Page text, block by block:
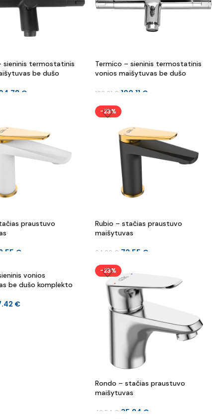
sieninis termostatinis
be dušo
€
Termico – sieninis termostatinis
vonios maišytuvas be dušo
130.01 € 100.11 €
praustuvo
€
-23%
Rubio – stačias praustuvo
maišytuvas
94.22 € 72.55 €
vonios
be dušo komplekto
€
-23%
Rondo – stačias praustuvo
maišytuvas
46.54 € 35.84 €